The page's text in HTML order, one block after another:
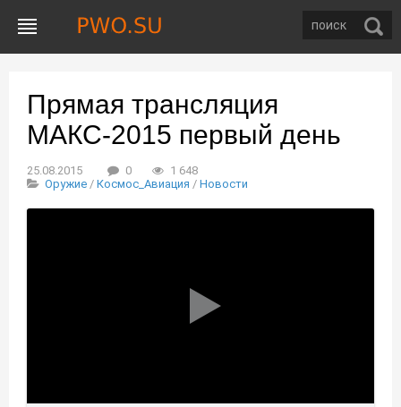
Прямая трансляция
МАКС-2015 первый день
25.08.2015 0
1 648
Оружие / Космос_Авиация / Новости